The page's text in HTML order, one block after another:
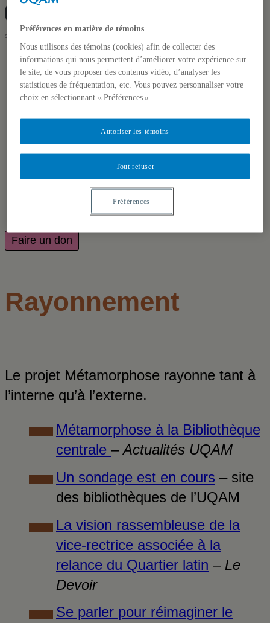
Projet Métamorphose
Rayonnement
Retombées anticipées
Consultation
Rayonnement
Vos suggestions
Faire un don
Rayonnement
Le projet Métamorphose rayonne tant à
l’interne qu’à l’externe.
Métamorphose à la Bibliothèque
centrale –Actualités UQAM
Un sondage est en cours – site
des bibliothèques de l’UQAM
La vision rassembleuse de la
vice-rectrice associée à la
relance du Quartier latin – Le
Devoir
Se parler pour réimaginer le
Préférences en matière de témoins
Nous utilisons des témoins (cookies) afin de collecter des
informations qui nous permettent d’améliorer votre expérience sur
le site, de vous proposer des contenus vidéo, d’analyser les
statistiques de fréquentation, etc. Vous pouvez personnaliser votre
choix en sélectionnant « Préférences ».
Tout refuser
Autoriser les témoins
Préférences